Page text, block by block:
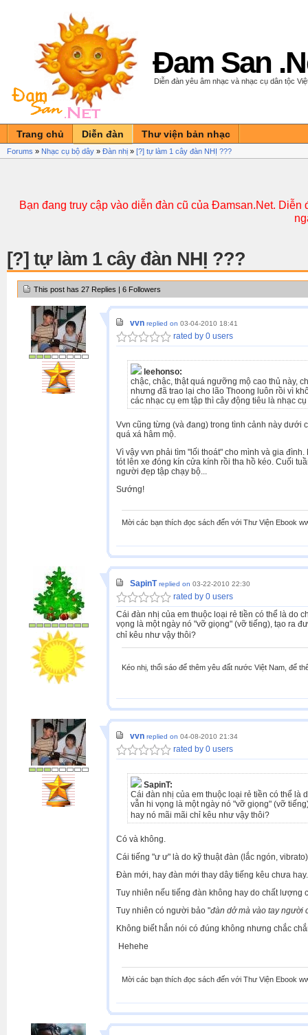
Đam San
Diễn đàn yêu âm nhạc và nhạc cụ dân tộc
Trang chủ Diễn đàn Thư viện bản nhạc
Forums » Nhạc cụ bộ dây » Đàn nhị » [?] tự làm 1 cây đàn NHỊ ???
Bạn đang truy cập vào diễn đàn cũ của Đamsan.Net.
[?] tự làm 1 cây đàn NHỊ ???
This post has 27 Replies | 6 Followers
vvn replied on 03-04-2010 18:41
rated by 0 users
leehonso:
chậc, chậc, thật quá ngưỡng mộ cao thủ này,
nhưng đã trao lại cho lão Thoong luôn rồi vì
các nhạc cụ em tập thì cây động tiêu là nhạc
Vvn cũng từng (và đang) trong tình cảnh này dưới
quá xá hâm mộ.
Vì vậy vvn phải tìm "lối thoát" cho mình và gia
tót lên xe đóng kín cửa kính rồi tha hồ kéo. Cuối
người đẹp tập chạy bộ...
Sướng!
Mời các bạn thích đọc sách đến với Thư Viện Ebook
SapinT replied on 03-22-2010 22:30
rated by 0 users
Cái đàn nhị của em thuộc loại rẻ tiền có thể là do
vọng là một ngày nó "vỡ giọng" (vỡ tiếng), tạo ra
chỉ kêu như vậy thôi?
Kéo nhị, thổi sáo để thêm yêu đất nước Việt Nam, để
vvn replied on 04-08-2010 21:34
rated by 0 users
SapinT:
Cái đàn nhị của em thuộc loại rẻ tiền có thể là
vẫn hi vọng là một ngày nó "vỡ giọng" (vỡ
hay nó mãi mãi chỉ kêu như vậy thôi?
Có và không.
Cái tiếng "ư ư" là do kỹ thuật đàn (lắc ngón, vibrato)
Đàn mới, hay đàn mới thay dây tiếng kêu chưa
Tuy nhiên nếu tiếng đàn không hay do chất lượng
Tuy nhiên có người bảo "đàn dở mà vào tay người
Không biết hắn nói có đúng không nhưng chắc
Hehehe
Mời các bạn thích đọc sách đến với Thư Viện Ebook